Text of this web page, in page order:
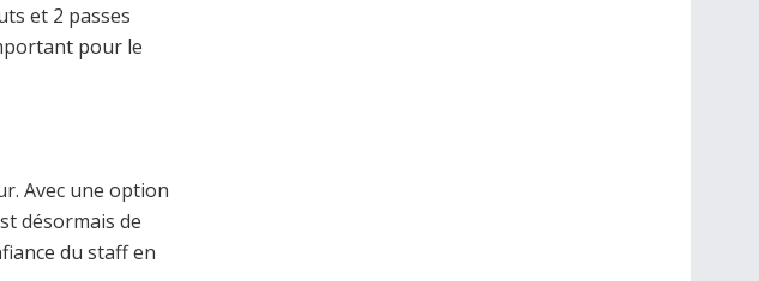
et 2 passes
pour le
Avec une option
désormais de
du staff en